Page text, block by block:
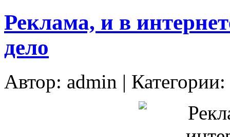
Реклама, и в
дело
Автор: admin | Категории: